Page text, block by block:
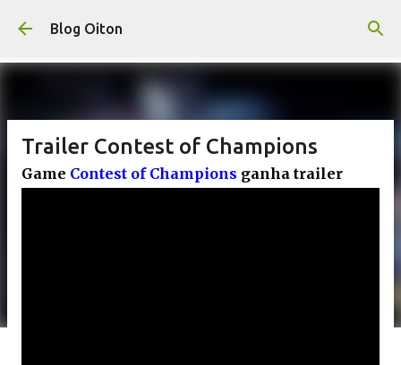
Pular para o conteúdo principal
Blog Oiton
Trailer Contest of Champions
Game Contest of Champions ganha trailer